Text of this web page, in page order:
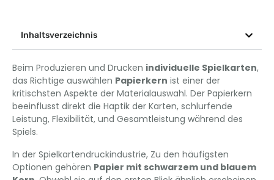
Inhaltsverzeichnis
Beim Produzieren und Drucken individuelle Spielkarten,
das Richtige auswählen Papierkern ist einer der
kritischsten Aspekte der Materialauswahl. Der Papierkern
beeinflusst direkt die Haptik der Karten, schlurfende
Leistung, Flexibilität, und Gesamtleistung während des
Spiels.
In der Spielkartendruckindustrie, Zu den häufigsten
Optionen gehören Papier mit schwarzem und blauem